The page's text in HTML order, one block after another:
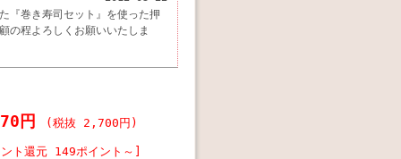
『巻き寿司セット』を使った押
の程よろしくお願いいたしま
円 (税抜 2,700円)
ト還元 149ポイント～]